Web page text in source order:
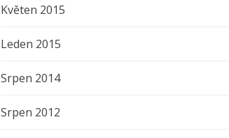
Květen 2015
Leden 2015
Srpen 2014
Srpen 2012